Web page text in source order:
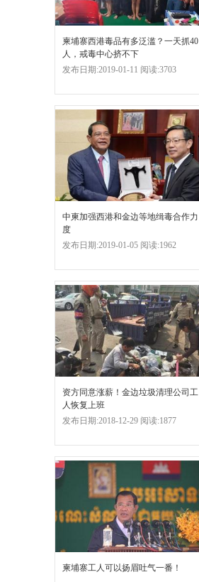
柬埔寨西港毒品有多泛滥？一天抓40
人，戒毒中心挤不下
发布日期:2019-01-11 阅读:3703
中柬加强西港和金边等地缉毒合作力
度
发布日期:2019-01-05 阅读:1962
资方同意涨薪！金边垃圾清理公司工
人恢复上班
发布日期:2018-12-29 阅读:1877
柬埔寨工人可以扬眉吐气一番！